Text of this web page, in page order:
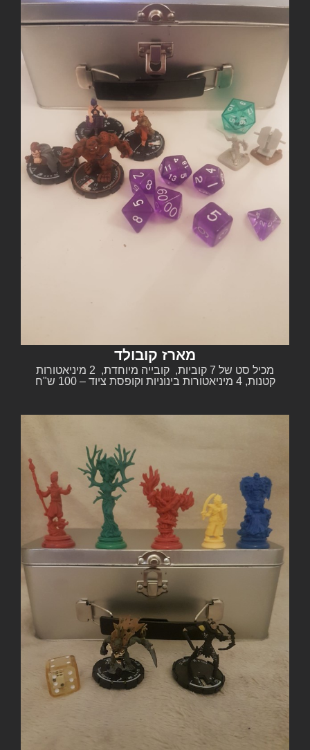
מארז קובולד
מכיל סט של 7 קוביות, קובייה מיוחדת, 2 מיניאטורות
קטנות, 4 מיניאטורות בינוניות וקופסת ציוד – 100 ש"ח